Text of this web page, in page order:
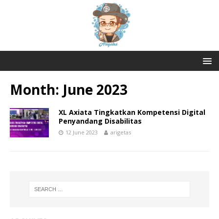
Month: June 2023
XL Axiata Tingkatkan Kompetensi Digital
Penyandang Disabilitas
12 June 2023 arigetas